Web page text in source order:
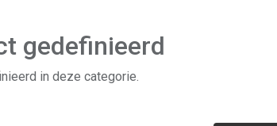
gedefinieerd
in deze categorie.